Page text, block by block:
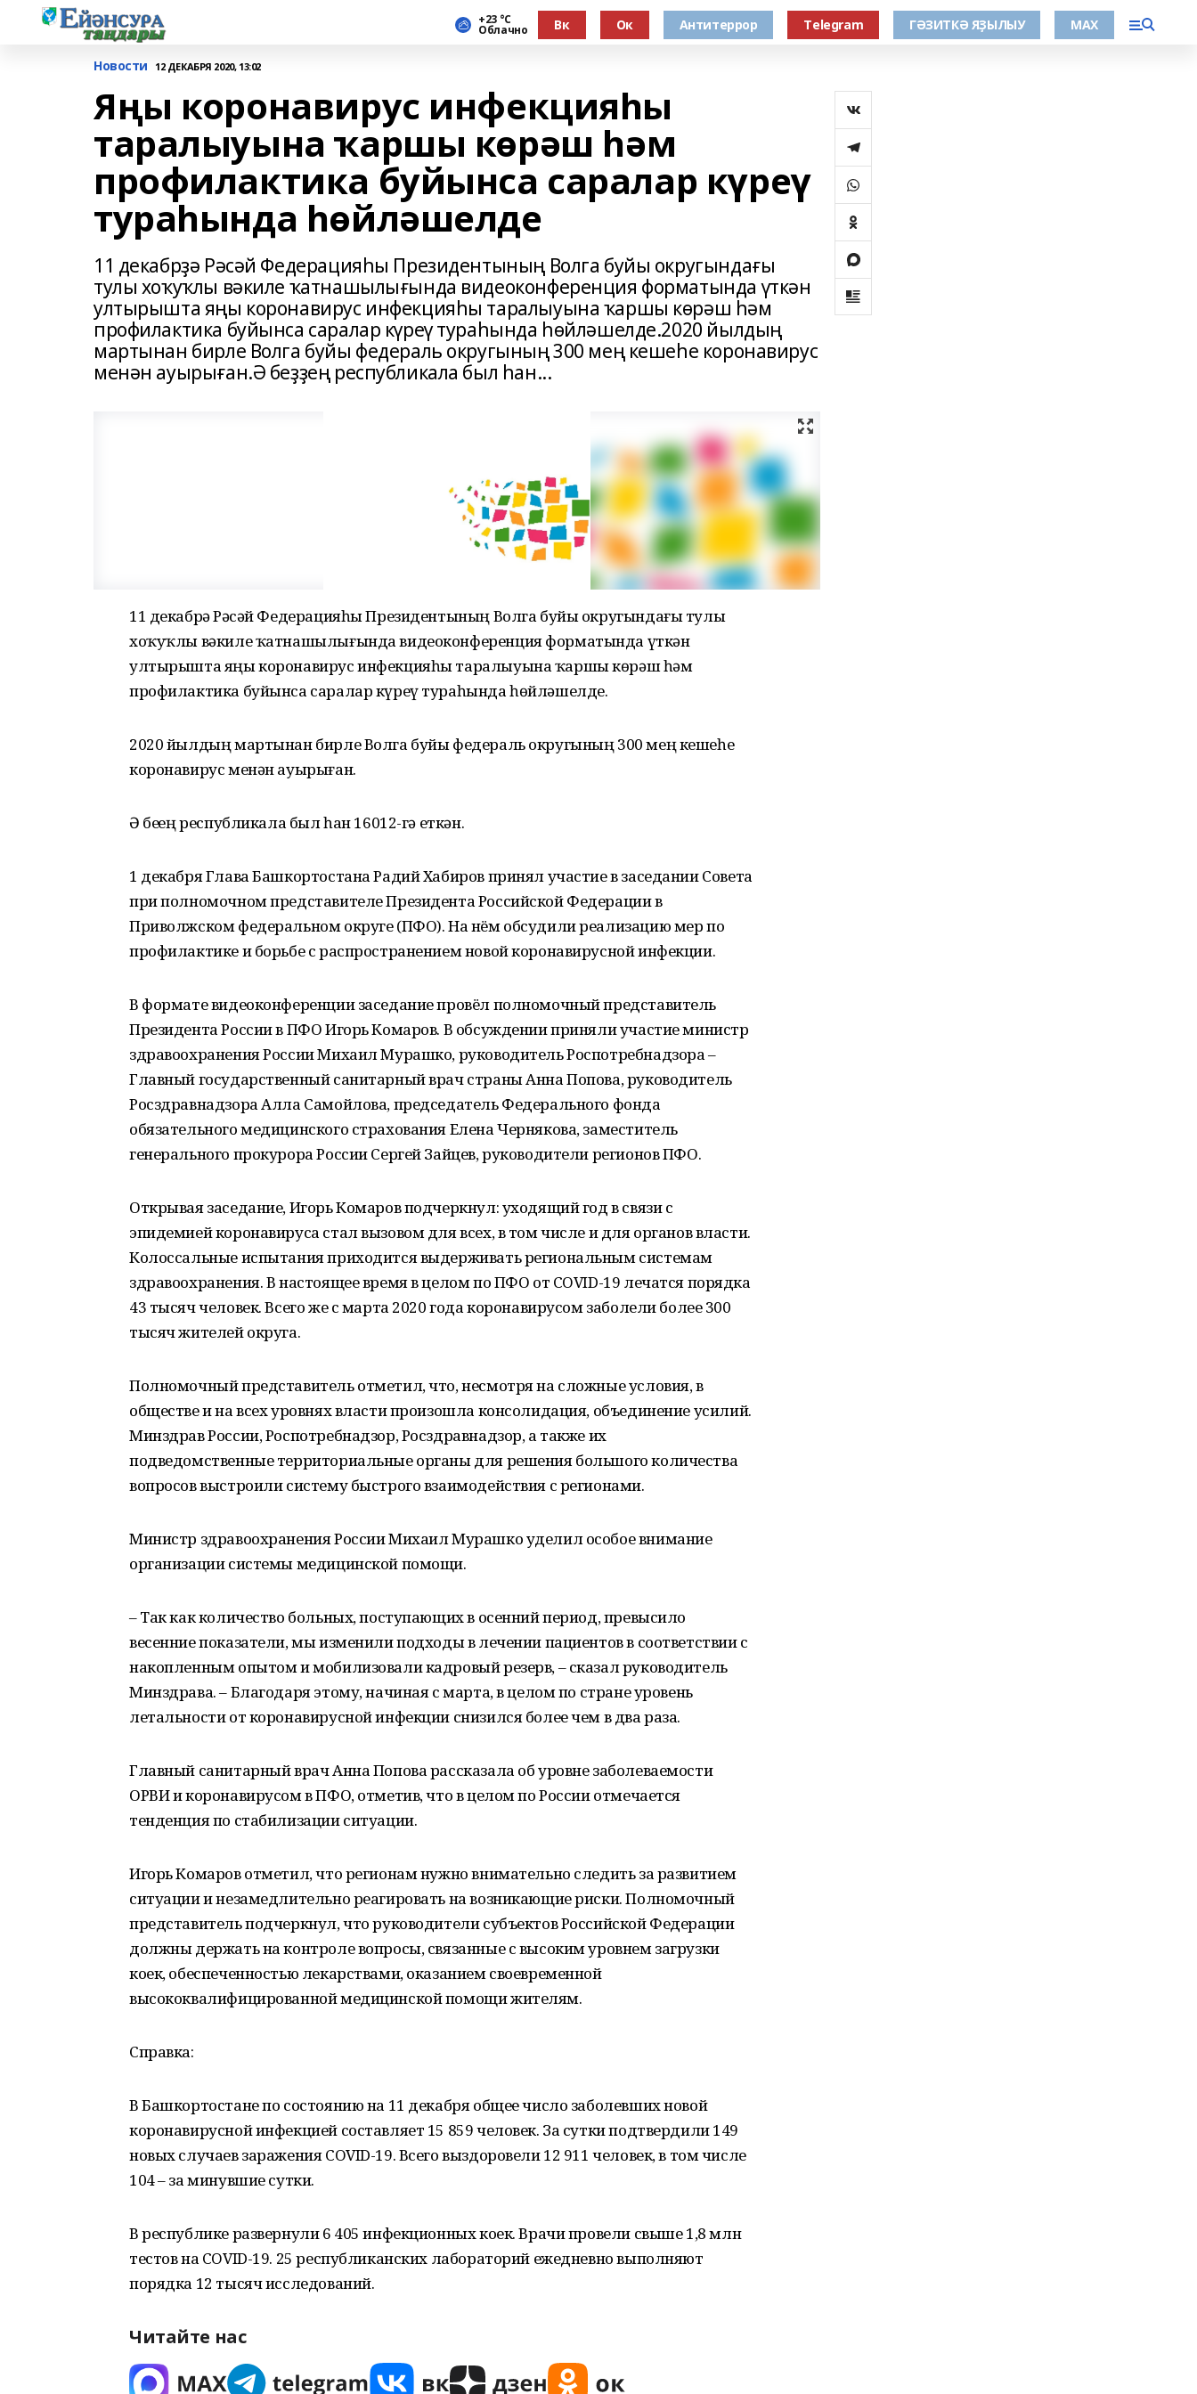
+23 °С
Облачно Вк Ок Антитеррор Тelegram ГӘЗИТКӘ ЯҘЫЛЫУ МАХ
Новости 12 ДЕКАБРЯ 2020, 13:02
Яңы коронавирус инфекцияһы
таралыуына ҡаршы көрәш һәм
профилактика буйынса саралар күреү
тураһында һөйләшелде
11 декабрҙә Рәсәй Федерацияһы Президентының Волга буйы округындағы
тулы хоҡуҡлы вәкиле ҡатнашылығында видеоконференция форматында үткән
ултырышта яңы коронавирус инфекцияһы таралыуына ҡаршы көрәш һәм
профилактика буйынса саралар күреү тураһында һөйләшелде.2020 йылдың
мартынан бирле Волга буйы федераль округының 300 мең кешеһе коронавирус
менән ауырыған.Ә беҙҙең республикала был һан...
11 декабрҙә Рәсәй Федерацияһы Президентының Волга буйы округындағы тулы
хоҡуҡлы вәкиле ҡатнашылығында видеоконференция форматында үткән
ултырышта яңы коронавирус инфекцияһы таралыуына ҡаршы көрәш һәм
профилактика буйынса саралар күреү тураһында һөйләшелде.
2020 йылдың мартынан бирле Волга буйы федераль округының 300 мең кешеһе
коронавирус менән ауырыған.
Ә беҙҙең республикала был һан 16012-гә еткән.
1 декабря Глава Башкортостана Радий Хабиров принял участие в заседании Совета
при полномочном представителе Президента Российской Федерации в
Приволжском федеральном округе (ПФО). На нём обсудили реализацию мер по
профилактике и борьбе с распространением новой коронавирусной инфекции.
В формате видеоконференции заседание провёл полномочный представитель
Президента России в ПФО Игорь Комаров. В обсуждении приняли участие министр
здравоохранения России Михаил Мурашко, руководитель Роспотребнадзора –
Главный государственный санитарный врач страны Анна Попова, руководитель
Росздравнадзора Алла Самойлова, председатель Федерального фонда
обязательного медицинского страхования Елена Чернякова, заместитель
генерального прокурора России Сергей Зайцев, руководители регионов ПФО.
Открывая заседание, Игорь Комаров подчеркнул: уходящий год в связи с
эпидемией коронавируса стал вызовом для всех, в том числе и для органов власти.
Колоссальные испытания приходится выдерживать региональным системам
здравоохранения. В настоящее время в целом по ПФО от COVID-19 лечатся порядка
43 тысяч человек. Всего же с марта 2020 года коронавирусом заболели более 300
тысяч жителей округа.
Полномочный представитель отметил, что, несмотря на сложные условия, в
обществе и на всех уровнях власти произошла консолидация, объединение усилий.
Минздрав России, Роспотребнадзор, Росздравнадзор, а также их
подведомственные территориальные органы для решения большого количества
вопросов выстроили систему быстрого взаимодействия с регионами.
Министр здравоохранения России Михаил Мурашко уделил особое внимание
организации системы медицинской помощи.
– Так как количество больных, поступающих в осенний период, превысило
весенние показатели, мы изменили подходы в лечении пациентов в соответствии с
накопленным опытом и мобилизовали кадровый резерв, – сказал руководитель
Минздрава. – Благодаря этому, начиная с марта, в целом по стране уровень
летальности от коронавирусной инфекции снизился более чем в два раза.
Главный санитарный врач Анна Попова рассказала об уровне заболеваемости
ОРВИ и коронавирусом в ПФО, отметив, что в целом по России отмечается
тенденция по стабилизации ситуации.
Игорь Комаров отметил, что регионам нужно внимательно следить за развитием
ситуации и незамедлительно реагировать на возникающие риски. Полномочный
представитель подчеркнул, что руководители субъектов Российской Федерации
должны держать на контроле вопросы, связанные с высоким уровнем загрузки
коек, обеспеченностью лекарствами, оказанием своевременной
высококвалифицированной медицинской помощи жителям.
Справка:
В Башкортостане по состоянию на 11 декабря общее число заболевших новой
коронавирусной инфекцией составляет 15 859 человек. За сутки подтвердили 149
новых случаев заражения COVID-19. Всего выздоровели 12 911 человек, в том числе
104 – за минувшие сутки.
В республике развернули 6 405 инфекционных коек. Врачи провели свыше 1,8 млн
тестов на COVID-19. 25 республиканских лабораторий ежедневно выполняют
порядка 12 тысяч исследований.
Читайте нас